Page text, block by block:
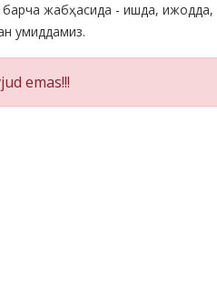
барча жабҳасида - ишда,
умиддамиз.
emas!!!